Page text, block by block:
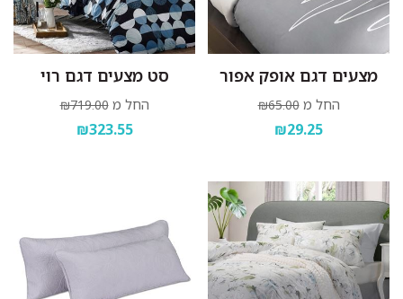
מצעים דגם אופק אפור
החל מ ₪65.00
₪29.25
סט מצעים דגם רוי
החל מ ₪719.00
₪323.55